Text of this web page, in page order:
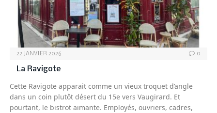
22 JANVIER 2026 0
La Ravigote
Cette Ravigote apparait comme un vieux troquet d’angle
dans un coin plutôt désert du 15e vers Vaugirard. Et
pourtant, le bistrot aimante. Employés, ouvriers, cadres,